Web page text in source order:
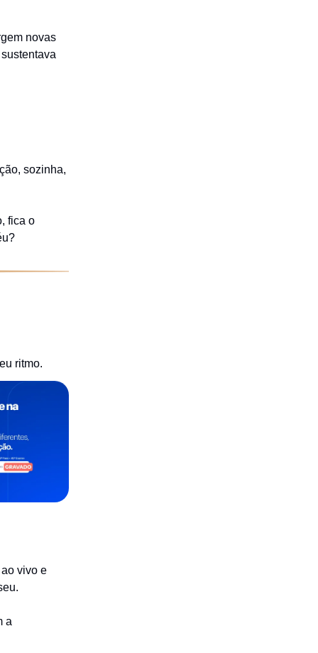
novas
sozinha,
fica o
ritmo.
vivo e
a